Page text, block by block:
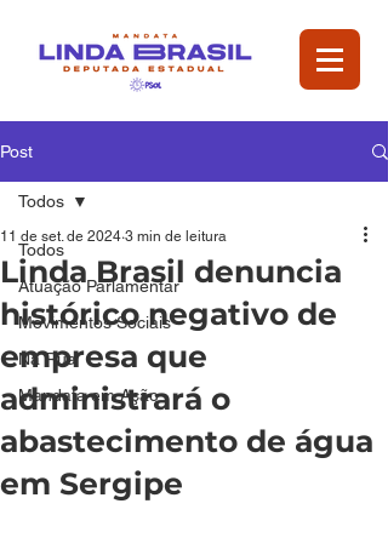
Post
Todos
Atuação Parlamentar
Movimentos Sociais
Na Rua
Mandata em Ação
Todos
Linda Brasil denuncia
histórico negativo de
empresa que
administrará o
abastecimento de água
em Sergipe
11 de set. de 2024 3 min de leitura